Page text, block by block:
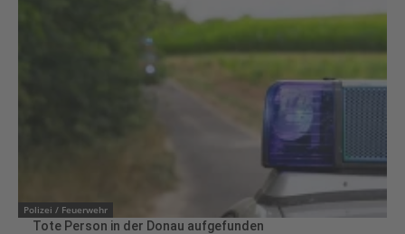
Polizei / Feuerwehr
Tote Person in der Donau aufgefunden